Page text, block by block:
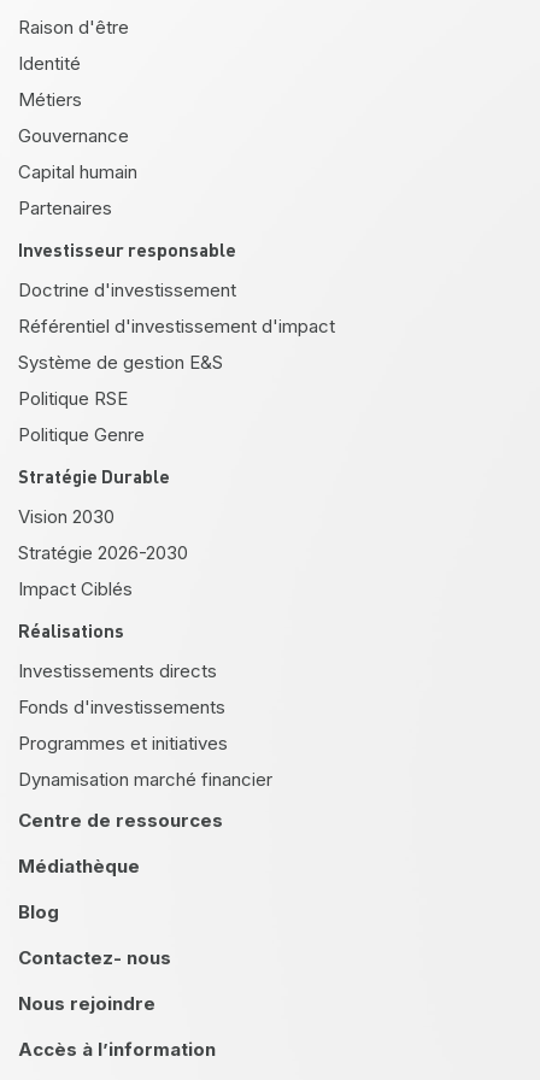
Raison d'être
Identité
Métiers
Gouvernance
Capital humain
Partenaires
Investisseur responsable
Doctrine d'investissement
Référentiel d'investissement d'impact
Système de gestion E&S
Politique RSE
Politique Genre
Stratégie Durable
Vision 2030
Stratégie 2026-2030
Impact Ciblés
Réalisations
Investissements directs
Fonds d'investissements
Programmes et initiatives
Dynamisation marché financier
Centre de ressources
Médiathèque
Blog
Contactez- nous
Nous rejoindre
Accès à l’information